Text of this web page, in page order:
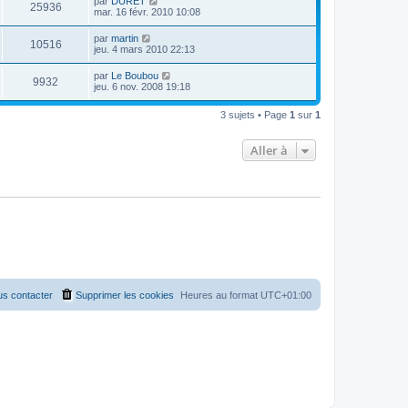
25936V
u
e
i
e
r
m
e
s
s
mar. 16 févr. 2010 10:08
10516V
u
D
e
i
e
r
par martin
jeu. 4 mars 2010 22:13
9932
u
D
e
n
a
par Le Boubou
jeu. 6 nov. 2008 19:18
3 sujets • Page 1 sur 1
Aller à
Heures au format UTC+01:00
Supprimer les cookies
contacter